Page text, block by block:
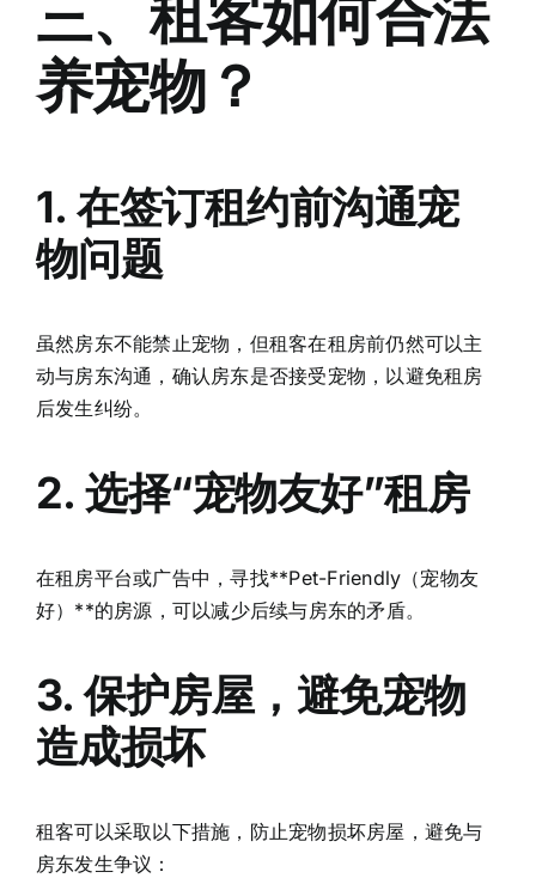
三、租客如何合法
养宠物？
1. 在签订租约前沟通宠
物问题
虽然房东不能禁止宠物，但租客在租房前仍然可以主
动与房东沟通，确认房东是否接受宠物，以避免租房
后发生纠纷。
2. 选择“宠物友好”租房
在租房平台或广告中，寻找**Pet-Friendly（宠物友
好）**的房源，可以减少后续与房东的矛盾。
3. 保护房屋，避免宠物
造成损坏
租客可以采取以下措施，防止宠物损坏房屋，避免与
房东发生争议：